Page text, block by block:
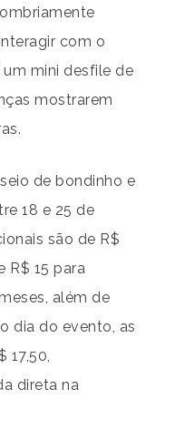
com o
mini desfile de
mostrarem
de bondinho e
18 e 25 de
são de R$
R$ 15 para
além de
dia do evento, as
17,50,
direta na